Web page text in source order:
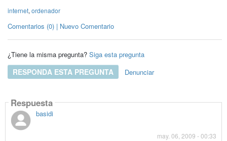
internet, ordenador
Comentarios (0) | Nuevo Comentario
¿Tiene la misma pregunta? Siga esta pregunta
RESPONDA ESTA PREGUNTA Denunciar
Respuesta
basidi
may. 06, 2009 - 00:33